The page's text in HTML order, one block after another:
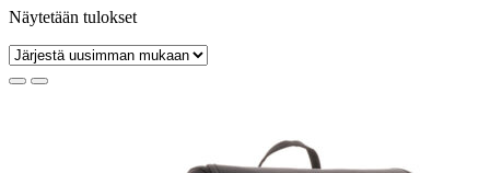
Näytetään tulokset